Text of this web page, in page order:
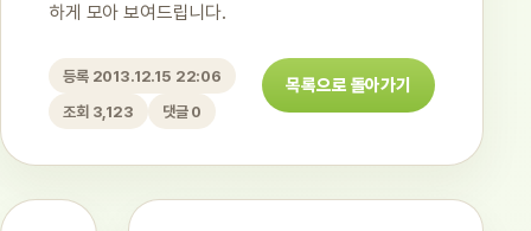
하게 모아 보여드립니다.
등록 2013.12.15 22:06
조회 3,123
댓글 0
목록으로 돌아가기